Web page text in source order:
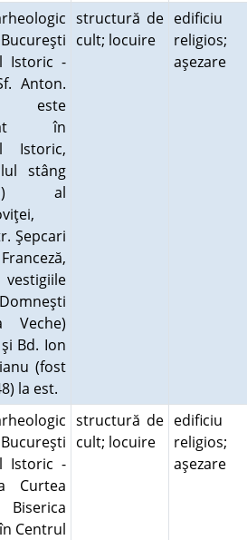
Istoric -
Anton.
este
în
Istoric,
stâng
al
Şepcari
Veche)
Bd. Ion
(fost
la est.
structură de
cult; locuire
edificiu
religios;
aşezare
Istoric -
Curtea
Biserica
Centrul
structură de
cult; locuire
edificiu
religios;
aşezare